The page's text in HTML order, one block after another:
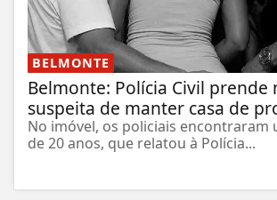
BELMONTE
Belmonte: Polícia Civil prende
suspeita de manter casa de
No imóvel, os policiais encontraram
de 20 anos, que relatou à Polícia...